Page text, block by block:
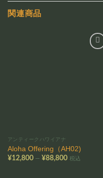
関連商品
アンティークハワイアナ
Aloha Offering（AH02)
¥12,800 – ¥88,800価税込